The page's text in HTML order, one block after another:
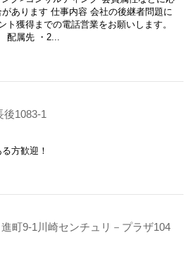
あります 仕事内容 会社の後継者問題に
獲得までの電話営業をお願いします。
配属先 ・2...
1083-1
方歓迎！
町9-1川崎センチュリ－プラザ104